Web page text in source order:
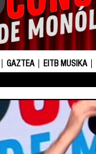
GAZTEA EITB MUSIKA